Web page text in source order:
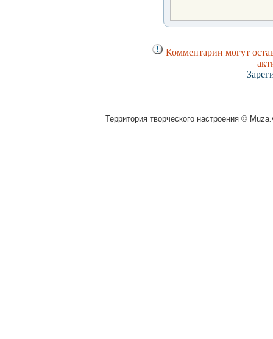
Комментарии могут
Территория творческого настроения ©